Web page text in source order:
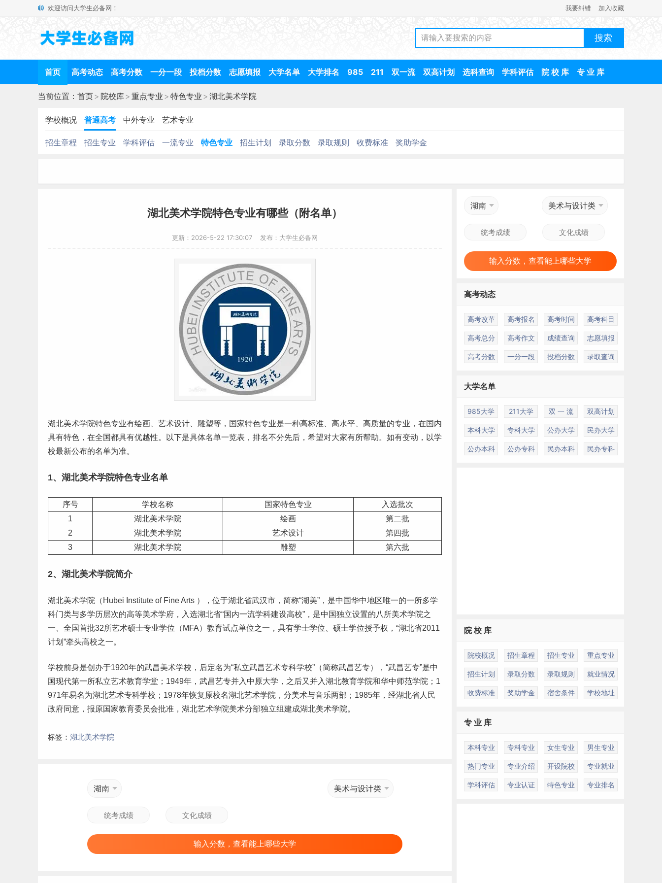
欢迎访问大学生必备网！ 我要纠错 加入收藏
首页 高考动态 高考分数 一分一段 投档分数 志愿填报 大学名单 大学排名 985 211 双一流 双高计划 选科查询 学科评估 院 校 库 专 业 库
当前位置： 首页> 院校库> 重点专业 > 特色专业 > 湖北美术学院
学校概况 普通高考 中外专业 艺术专业
招生章程 招生专业 学科评估 一流专业 特色专业 招生计划 录取分数 录取规则 收费标准 奖助学金
湖北美术学院特色专业有哪些（附名单）
更新：2026-5-22 17:30:07 发布：大学生必备网
湖北美术学院特色专业有绘画、 艺术设计、雕塑等，国家特色专业是一种高标准、高水平、高质量的专业，在国内
具有特色，在全国都具有优越性。以下是具体名单一览表，排名不分先后，希望对大家有所帮助。如有变动，以学
校最新公布的名单为准。
1、湖北美术学院特色专业名单
序号 学校名称 国家特色专业
入选批次
1
湖北美术学院 绘画
第二批
2
湖北美术学院 艺术设计
第四批
3
湖北美术学院 雕塑 第六批
2、湖北美术学院简介
湖北美术学院（Hubei Institute of Fine Arts ），位于湖北省武汉市，简称“湖美”，是中国华中地区唯一的一所多学
科门类与多学历层次的高等美术学府，入选湖北省“国内一流学科建设高校”，是中国独立设置的八所美术学院之
一、全国首批32所艺术硕士专业学位（MFA）教育试点单位之一，具有学士学位、硕士学位授予权，“湖北省2011
计划”牵头高校之一。
学校前身是创办于1920年的武昌美术学校，后定名为“私立武昌艺术专科学校”（简称武昌艺专），“武昌艺专”是中
国现代第一所私立艺术教育学堂；1949年，武昌艺专并入中原大学，之后又并入湖北教育学院和华中师范学院；1
971年易名为湖北艺术专科学校；1978年恢复原校名湖北艺术学院，分美术与音乐两部；1985年，经湖北省人民
政府同意，报原国家教育委员会批准，湖北艺术学院美术分部独立组建成湖北美术学院。
标签： 湖北美术学院
湖南 美术与设计类
输入分数，查看能上哪些大学
湖南 美术与设计类
输入分数，查看能上哪些大学
高考动态
高考改革 高考报名 高考时间 高考科目
高考总分 高考作文 成绩查询 志愿填报
高考分数 一分一段 投档分数 录取查询
大学名单
985大学 211大学 双 一 流 双高计划
本科大学 专科大学 公办大学 民办大学
公办本科 公办专科 民办本科 民办专科
院 校 库
院校概况 招生章程 招生专业 重点专业
招生计划 录取分数 录取规则 就业情况
收费标准 奖助学金 宿舍条件 学校地址
专 业 库
本科专业 专科专业 女生专业 男生专业
热门专业 专业介绍 开设院校 专业就业
学科评估 专业认证 特色专业 专业排名